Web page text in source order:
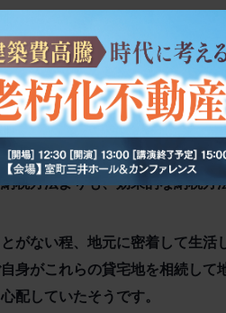
ね、測量上の問題点や借地人
方針を依頼者・申告税理士・弊
行うことで、突然のご相続等
それらの不動産を引き継がれ
税方法よりも、効果的な納税
がない程、地元に密着して生
身がこれらの貸宅地を相続し
配していたそうです。